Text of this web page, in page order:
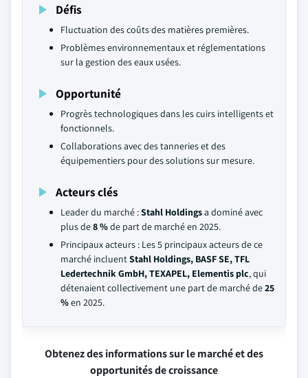
Défis
Fluctuation des coûts des matières premières.
Problèmes environnementaux et réglementations
sur la gestion des eaux usées.
Opportunité
Progrès technologiques dans les cuirs intelligents et
fonctionnels.
Collaborations avec des tanneries et des
équipementiers pour des solutions sur mesure.
Acteurs clés
Leader du marché :Stahl Holdingsa dominé avec
plus de8 %de part de marché en 2025.
Principaux acteurs : Les 5 principaux acteurs de ce
marché incluentStahl Holdings, BASF SE, TFL
Ledertechnik GmbH, TEXAPEL, Elementis plc, qui
détenaient collectivement une part de marché de25
%en 2025.
Obtenez des informations sur le marché et des
opportunités de croissance